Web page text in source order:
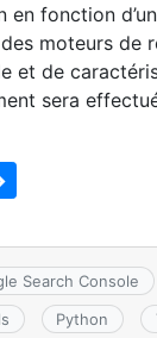
en fonction
moteurs de
et de
sera
Search Console
Python